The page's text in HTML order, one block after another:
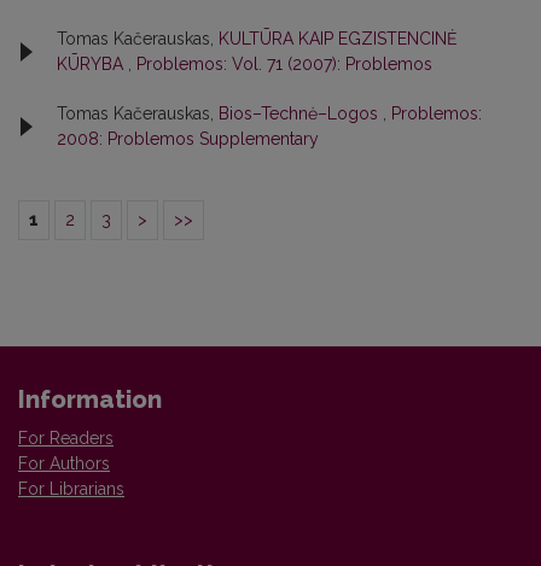
Tomas Kačerauskas,
KULTŪRA KAIP EGZISTENCINĖ
KŪRYBA
Problemos: Vol. 71 (2007): Problemos
Tomas Kačerauskas, Bios–Technė–Logos
Problemos:
2008: Problemos Supplementary
1 2 3 > >>
Information
For Readers
For Authors
For Librarians